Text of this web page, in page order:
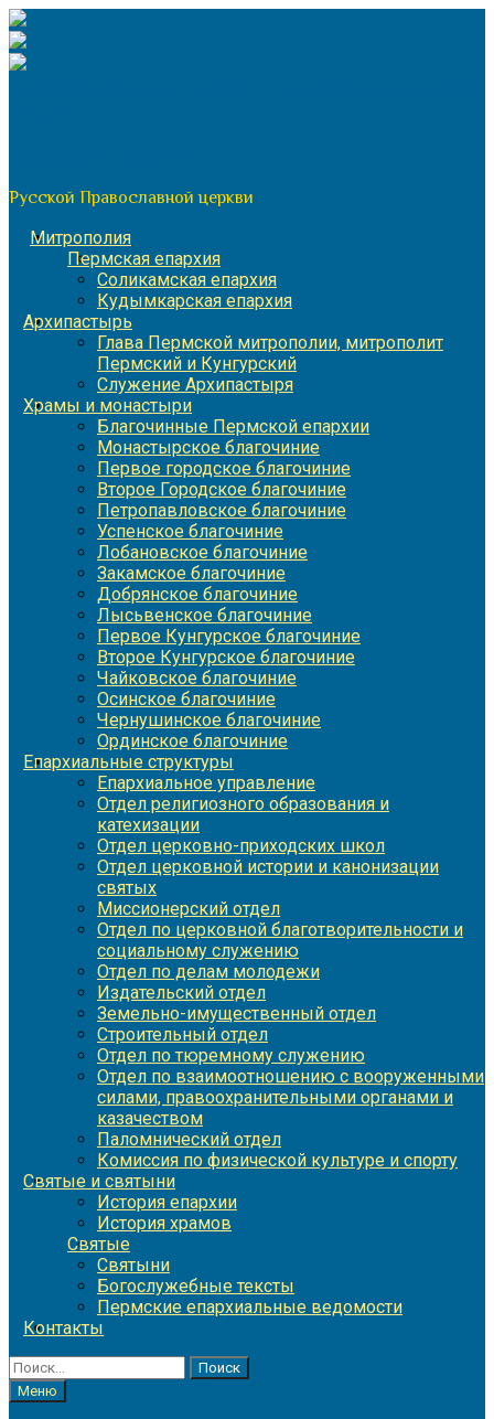
Перейти
к
содержимому
Русской Православной церкви
Митрополия
Пермская епархия
Соликамская епархия
Кудымкарская епархия
Архипастырь
Глава Пермской митрополии, митрополит
Пермский и Кунгурский
Служение Архипастыря
Храмы и монастыри
Благочинные Пермской епархии
Монастырское благочиние
Первое городское благочиние
Второе Городское благочиние
Петропавловское благочиние
Успенское благочиние
Лобановское благочиние
Закамское благочиние
Добрянское благочиние
Лысьвенское благочиние
Первое Кунгурское благочиние
Второе Кунгурское благочиние
Чайковское благочиние
Осинское благочиние
Чернушинское благочиние
Ординское благочиние
Епархиальные структуры
Епархиальное управление
Отдел религиозного образования и
катехизации
Отдел церковно-приходских школ
Отдел церковной истории и канонизации
святых
Миссионерский отдел
Отдел по церковной благотворительности и
социальному служению
Отдел по делам молодежи
Издательский отдел
Земельно-имущественный отдел
Строительный отдел
Отдел по тюремному служению
Отдел по взаимоотношению с вооруженными
силами, правоохранительными органами и
казачеством
Паломнический отдел
Комиссия по физической культуре и спорту
Святые и святыни
История епархии
История храмов
Святые
Святыни
Богослужебные тексты
Пермские епархиальные ведомости
Контакты
Найти:
Меню